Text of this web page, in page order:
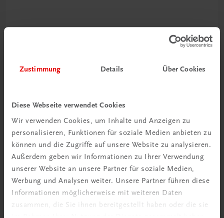
Zustimmung Details Über Cookies
Diese Webseite verwendet Cookies
Wir verwenden Cookies, um Inhalte und Anzeigen zu
personalisieren, Funktionen für soziale Medien anbieten zu
können und die Zugriffe auf unsere Website zu analysieren.
Außerdem geben wir Informationen zu Ihrer Verwendung
unserer Website an unsere Partner für soziale Medien,
Werbung und Analysen weiter. Unsere Partner führen diese
Informationen möglicherweise mit weiteren Daten
zusammen, die Sie ihnen bereitgestellt haben oder die sie
Sachbuch
Punkt.genau präsentieren